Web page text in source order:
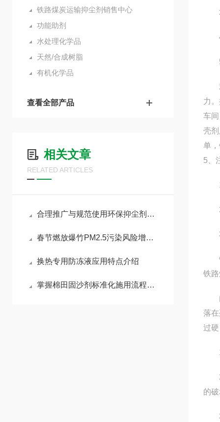
铁路煤炭运输抑尘剂销售中心
功能助剂
水处理化学品
天然/合成树脂
有机化学品
查看全部产品
相关文章
RELATED ARTICLES
合理推广与规范使用环保抑尘剂助力各行业扬尘达标治理
春节燃放爆竹PM2.5污染风险增加，如何做好污染防治工作
换热专用防冻液应用特点介绍
掌握棉田固沙剂标准化施用流程减少风沙侵蚀对棉苗的损伤
3.
4.
5.
欢
力
车
壳
单
5、
1.
2.
3.
铁
铁
由
落
过
1
2
的
3